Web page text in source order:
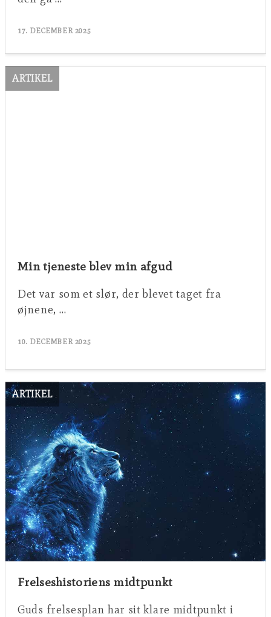
17. DECEMBER 2025
ARTIKEL
Min tjeneste blev min afgud
Det var som et slør, der blevet taget fra
øjnene, …
10. DECEMBER 2025
ARTIKEL
Frelseshistoriens midtpunkt
Guds frelsesplan har sit klare midtpunkt i